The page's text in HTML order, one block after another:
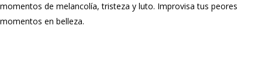
momentos de melancolía, tristeza y luto. Improvisa tus peores
momentos en belleza.